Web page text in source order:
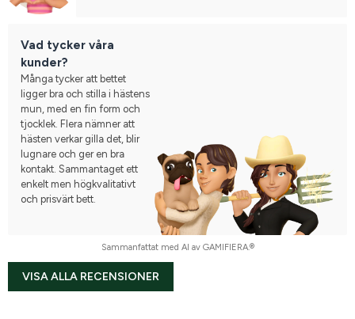
Vad tycker våra
kunder?
Många tycker att bettet
ligger bra och stilla i hästens
mun, med en fin form och
tjocklek. Flera nämner att
hästen verkar gilla det, blir
lugnare och ger en bra
kontakt. Sammantaget ett
enkelt men högkvalitativt
och prisvärt bett.
Sammanfattat med AI av GAMIFIERA.®
VISA ALLA RECENSIONER